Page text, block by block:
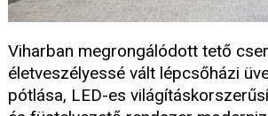
Viharban megrongálódott tető
életveszélyessé vált lépcsőházi
pótlása, LED-es